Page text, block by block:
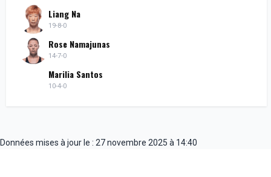
Liang Na
19-8-0
Rose Namajunas
14-7-0
Marilia Santos
10-4-0
Données mises à jour le : 27 novembre 2025 à 14:40